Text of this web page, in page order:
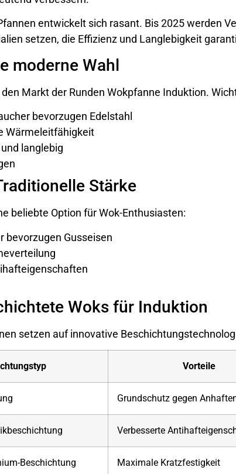
entwickelt sich rasant. Bis 2025 werden
setzen, die Effizienz und Langlebigkeit
moderne Wahl
Markt der Runden Wokpfanne Induktion.
bevorzugen Edelstahl
Wärmeleitfähigkeit
langlebig
Stärke
beliebte Option für Wok-Enthusiasten:
bevorzugen Gusseisen
Woks für Induktion
setzen auf innovative
Vorteile
Grundschutz gegen
Verbesserte
Beschichtung Maximale Kratzfestigkeit